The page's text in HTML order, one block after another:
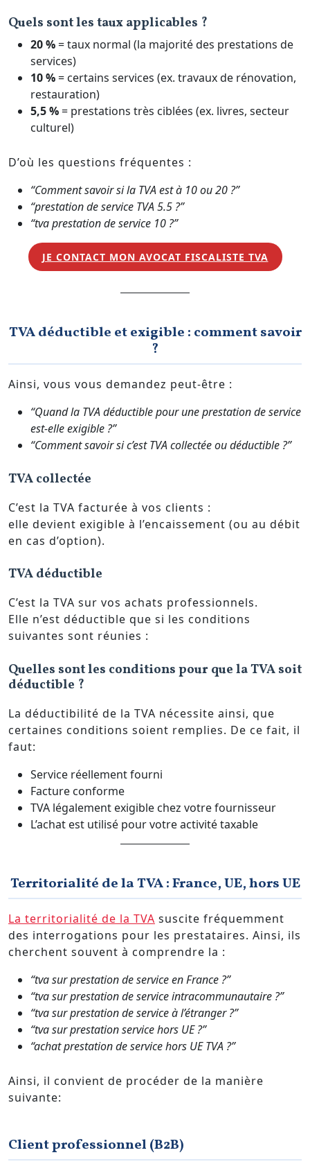
Quels sont les taux applicables ?
20 %= taux normal (la majorité des prestations de
services)
10 %= certains services (ex. travaux de rénovation,
restauration)
5,5 %= prestations très ciblées (ex. livres, secteur
culturel)
D’où les questions fréquentes :
“Comment savoir si la TVA est à 10 ou 20 ?”
“prestation de service TVA 5.5 ?”
“tva prestation de service 10 ?”
JE CONTACT MON AVOCAT FISCALISTE TVA
TVA déductible et exigible : comment savoir
?
Ainsi, vous vous demandez peut-être :
“Quand la TVA déductible pour une prestation de service
est-elle exigible ?”
“Comment savoir si c’est TVA collectée ou déductible ?”
TVA collectée
C’est la TVA facturée à vos clients :
elle devient exigible à l’encaissement (ou au débit
en cas d’option).
TVA déductible
C’est la TVA sur vos achats professionnels.
Elle n’est déductible que si les conditions
suivantes sont réunies :
Quelles sont les conditions pour que la TVA soit
déductible ?
La déductibilité de la TVA nécessite ainsi, que
certaines conditions soient remplies. De ce fait, il
faut:
Service réellement fourni
Facture conforme
TVA légalement exigible chez votre fournisseur
L’achat est utilisé pour votre activité taxable
Territorialité de la TVA : France, UE, hors UE
La territorialité de la TVA suscite fréquemment
des interrogations pour les prestataires. Ainsi, ils
cherchent souvent à comprendre la :
“tva sur prestation de service en France ?”
“tva sur prestation de service intracommunautaire ?”
“tva sur prestation de service à l’étranger ?”
“tva sur prestation service hors UE ?”
“achat prestation de service hors UE TVA ?”
Ainsi, il convient de procéder de la manière
suivante:
Client professionnel (B2B)